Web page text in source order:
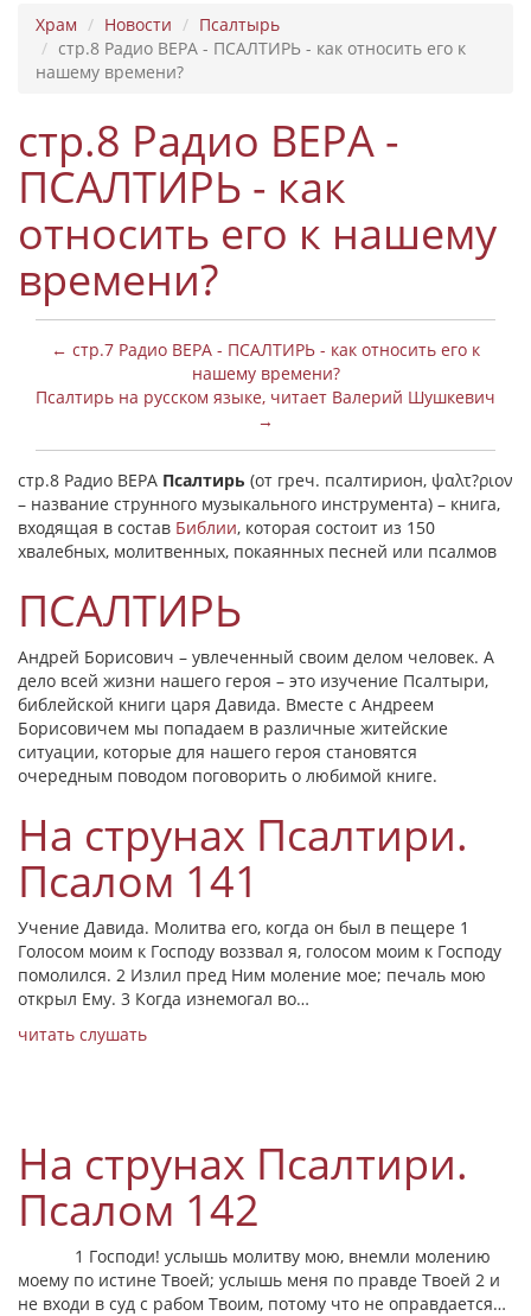
Храм Новости
Псалтырь
стр.8 Радио ВЕРА - ПСАЛТИРЬ - как относить его к
нашему времени?
стр.8 Радио ВЕРА -
ПСАЛТИРЬ - как
относить его к нашему
времени?
← стр.7 Радио ВЕРА - ПСАЛТИРЬ - как относить его к
нашему времени?
Псалтирь на русском языке, читает Валерий Шушкевич
→
стр.8 Радио ВЕРА Псалтирь (от греч. псалтирион, ψαλτ?ριον
– название струнного музыкального инструмента) – книга,
входящая в состав Библии, которая состоит из 150
хвалебных, молитвенных, покаянных песней или псалмов
ПСАЛТИРЬ
Андрей Борисович – увлеченный своим делом человек. А
дело всей жизни нашего героя – это изучение Псалтыри,
библейской книги царя Давида. Вместе с Андреем
Борисовичем мы попадаем в различные житейские
ситуации, которые для нашего героя становятся
очередным поводом поговорить о любимой книге.
На струнах Псалтири.
Псалом 141
Учение Давида. Молитва его, когда он был в пещере 1
Голосом моим к Господу воззвал я, голосом моим к Господу
помолился. 2 Излил пред Ним моление мое; печаль мою
открыл Ему. 3 Когда изнемогал во…
читать слушать
На струнах Псалтири.
Псалом 142
1 Господи! услышь молитву мою, внемли молению
моему по истине Твоей; услышь меня по правде Твоей 2 и
не входи в суд с рабом Твоим, потому что не оправдается…